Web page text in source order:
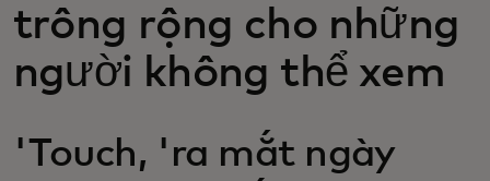
trông rộng cho những
người không thể xem
'Touch, 'ra mắt ngày